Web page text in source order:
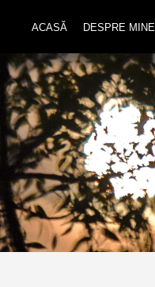
ACASĂ DESPRE MINE